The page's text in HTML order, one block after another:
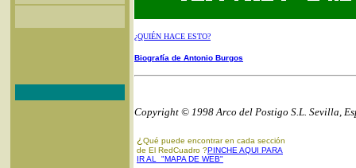
¿QUIÉN HACE ESTO?
Biografía de Antonio Burgos
Copyright © 1998 Arco del Postigo S.L. Sevilla,
¿ Qué puede encontrar en cada sección
de El RedCuadro ?PINCHE AQUI PARA
IR AL "MAPA DE WEB"